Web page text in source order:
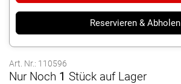
Reservieren & Abholen
Art. Nr.: 110596
Nur Noch 1 Stück auf Lager